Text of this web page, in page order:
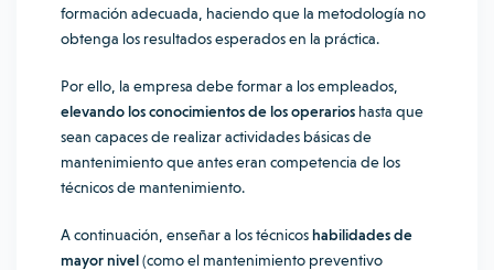
formación adecuada, haciendo que la metodología no
obtenga los resultados esperados en la práctica.
Por ello, la empresa debe formar a los empleados,
elevando los conocimientos de los operarios hasta que
sean capaces de realizar actividades básicas de
mantenimiento que antes eran competencia de los
técnicos de mantenimiento.
A continuación, enseñar a los técnicoshabilidades de
mayor nivel(como el mantenimiento preventivo